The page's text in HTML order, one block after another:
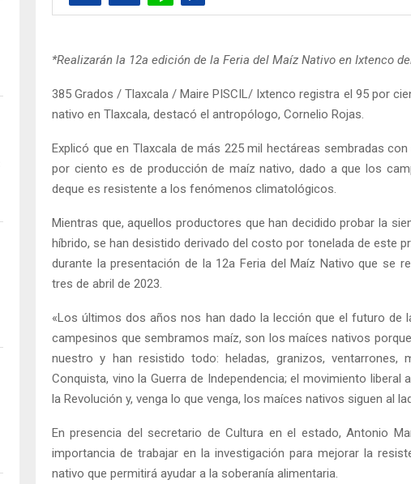
*Realizarán la 12a edición de la Feria del Maíz Nativo en Ixtenco
385 Grados / Tlaxcala / Maire PISCIL/ Ixtenco registra el 95 por
nativo en Tlaxcala, destacó el antropólogo, Cornelio Rojas.
Explicó que en Tlaxcala de más 225 mil hectáreas sembradas
por ciento es de producción de maíz nativo, dado a que los
deque es resistente a los fenómenos climatológicos.
Mientras que, aquellos productores que han decidido probar la
híbrido, se han desistido derivado del costo por tonelada de este
durante la presentación de la 12a Feria del Maíz Nativo que se
tres de abril de 2023.
«Los últimos dos años nos han dado la lección que el futuro de
campesinos que sembramos maíz, son los maíces nativos
nuestro y han resistido todo: heladas, granizos, ventarrones,
Conquista, vino la Guerra de Independencia; el movimiento liberal
la Revolución y, venga lo que venga, los maíces nativos siguen al
En presencia del secretario de Cultura en el estado, Antonio
importancia de trabajar en la investigación para mejorar la
nativo que permitirá ayudar a la soberanía alimentaria.